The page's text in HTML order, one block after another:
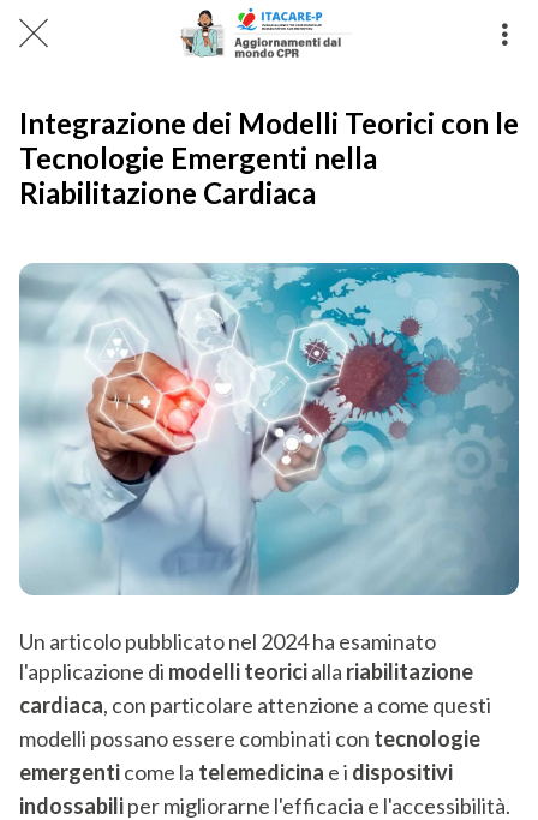
Integrazione dei Modelli Teorici con le
Tecnologie Emergenti nella
Riabilitazione Cardiaca
Un articolo pubblicato nel 2024 ha esaminato
l'applicazione di modelli teoricialla riabilitazione
cardiaca, con particolare attenzione a come questi
modelli possano essere combinati con tecnologie
emergenticome la telemedicina e i dispositivi
indossabiliper migliorarne l'efficacia e l'accessibilità.